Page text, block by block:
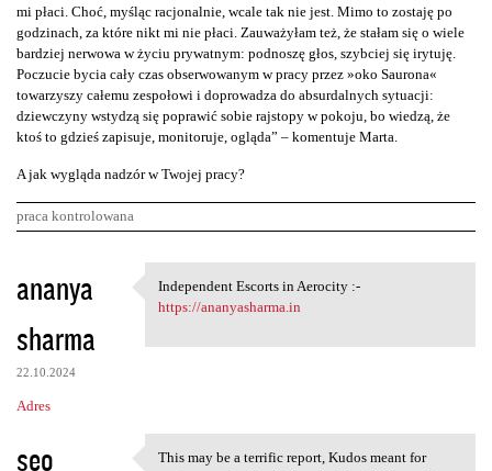
mi płaci. Choć, myśląc racjonalnie, wcale tak nie jest. Mimo to zostaję po
godzinach, za które nikt mi nie płaci. Zauważyłam też, że stałam się o wiele
bardziej nerwowa w życiu prywatnym: podnoszę głos, szybciej się irytuję.
Poczucie bycia cały czas obserwowanym w pracy przez »oko Saurona«
towarzyszy całemu zespołowi i doprowadza do absurdalnych sytuacji:
dziewczyny wstydzą się poprawić sobie rajstopy w pokoju, bo wiedzą, że
ktoś to gdzieś zapisuje, monitoruje, ogląda” – komentuje Marta.
A jak wygląda nadzór w Twojej pracy?
praca kontrolowana
K
o
m
e
n
a
ananya
sharma
22.10.2024
Adres
Independent Escorts in
Independent Escorts in Aerocity :-
https://ananyasharma.in
seo
This may be a terrific report, Kudos meant for